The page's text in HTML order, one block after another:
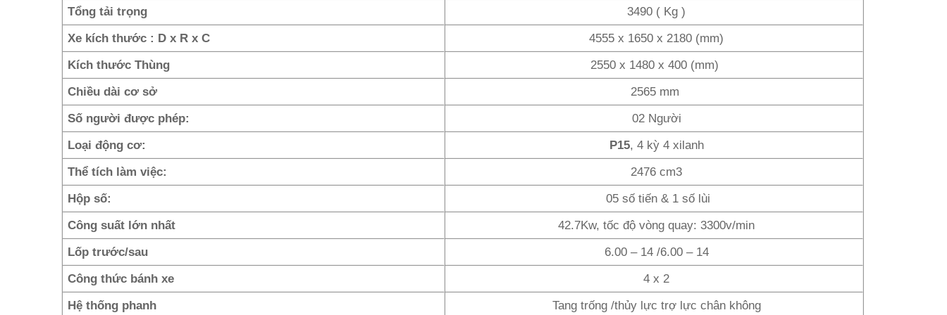
Tổng tải trọng
3490 ( Kg )
Xe kích thước : D x R x C
4555 x 1650 x 2180 (mm)
Kích thước Thùng
2550 x 1480 x 400 (mm)
Chiều dài cơ sở
2565 mm
Số người được phép:
02 Người
Loại động cơ:
P15, 4 kỳ 4 xilanh
Thể tích làm việc:
2476 cm3
Hộp số:
05 số tiến & 1 số lùi
Công suất lớn nhất
42.7Kw, tốc độ vòng quay: 3300v/min
Lốp trước/sau
6.00 – 14 /6.00 – 14
Công thức bánh xe
4 x 2
Hệ thống phanh
Tang trống /thủy lực trợ lực chân không